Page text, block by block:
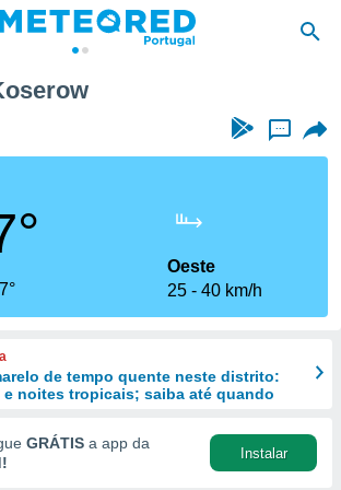
...
Oeste
25
40 km/h
de tempo quente neste distrito:
e noites tropicais; saiba até quando
GRÁTIS a app da
Instalar